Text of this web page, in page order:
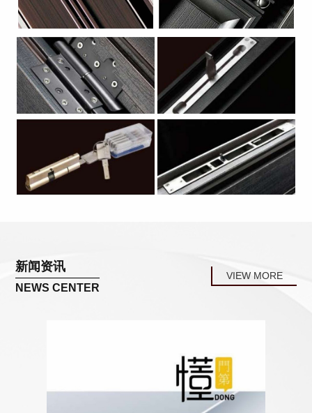
新闻资讯
NEWS CENTER
VIEW MORE